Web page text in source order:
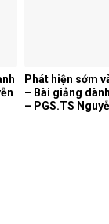
Phát hiện sớm
– Bài giảng
– PGS.TS